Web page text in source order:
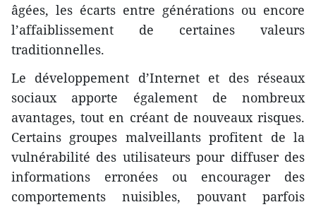
âgées, les écarts entre générations ou encore
l’affaiblissement de certaines valeurs
traditionnelles.
Le développement d’Internet et des réseaux
sociaux apporte également de nombreux
avantages, tout en créant de nouveaux risques.
Certains groupes malveillants profitent de la
vulnérabilité des utilisateurs pour diffuser des
informations erronées ou encourager des
comportements nuisibles, pouvant parfois